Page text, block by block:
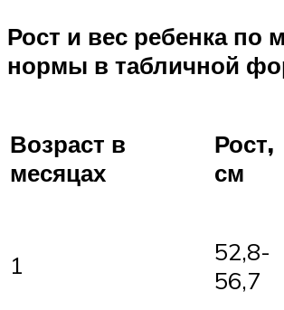
Рост и вес ребенка по
нормы в табличной
Возраст в
месяцах
Рост,
см
1
52,8-
56,7